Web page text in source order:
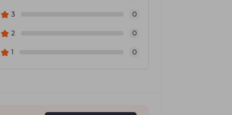
3 0
2 0
1 0